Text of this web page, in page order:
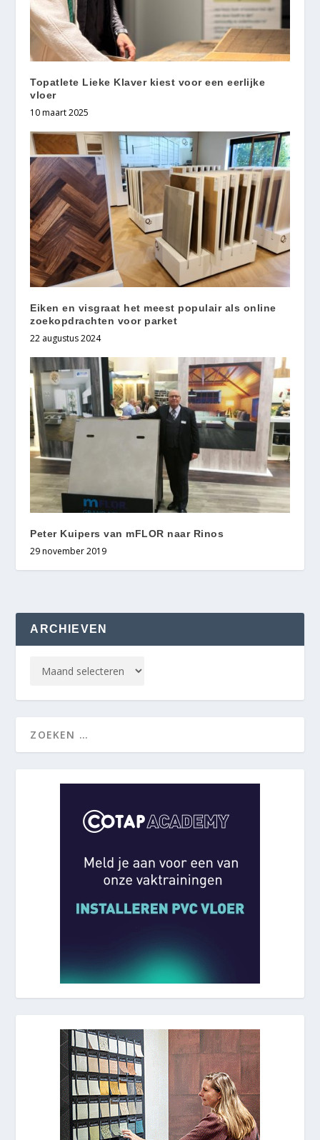
Topatlete Lieke Klaver kiest voor een eerlijke
vloer
10 maart 2025
Eiken en visgraat het meest populair als online
zoekopdrachten voor parket
22 augustus 2024
Peter Kuipers van mFLOR naar Rinos
29 november 2019
ARCHIEVEN